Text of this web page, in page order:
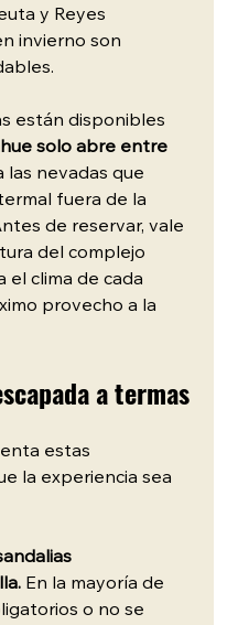
y Reyes
invierno son
están disponibles
solo abre entre
las nevadas que
fuera de la
de reservar, vale
del complejo
el clima de cada
provecho a la
a termas
estas
la experiencia sea
En la mayoría de
o no se